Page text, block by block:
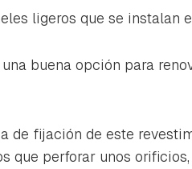
ligeros que se instalan
una buena opción para
de fijación de este
que perforar unos